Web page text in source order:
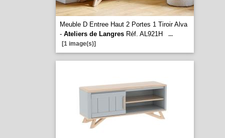
Meuble D Entree Haut 2 Portes 1 Tiroir Alva
- Ateliers de LangresRéf. AL921H
...
[1 image(s)]